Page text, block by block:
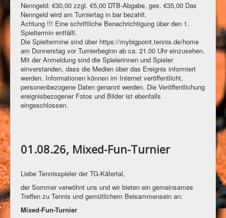
Nenngeld: €30,00 zzgl. €5,00 DTB-Abgabe, ges. €35,00 Das
Nenngeld wird am Turniertag in bar bezahlt.
Achtung !!! Eine schriftliche Benachrichtigung über den 1.
Spieltermin entfällt.
Die Spieltermine sind über https://mybigpoint.tennis.de/home
am Donnerstag vor Turnierbeginn ab ca. 21.00 Uhr einzusehen.
Mit der Anmeldung sind die Spielerinnen und Spieler
einverstanden, dass die Medien über das Ereignis informiert
werden. Informationen können im Internet veröffentlicht,
personenbezogene Daten genannt werden. Die Veröffentlichung
ereignisbezogener Fotos und Bilder ist ebenfalls
eingeschlossen.
01.08.26, Mixed-Fun-Turnier
Liebe Tennisspieler der TG-Käfertal,
der Sommer verwöhnt uns und wir bieten ein gemeinsames
Treffen zu Tennis und gemütlichem Beisammensein an:
Mixed-Fun-Turnier